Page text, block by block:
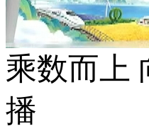
乘数而上
播